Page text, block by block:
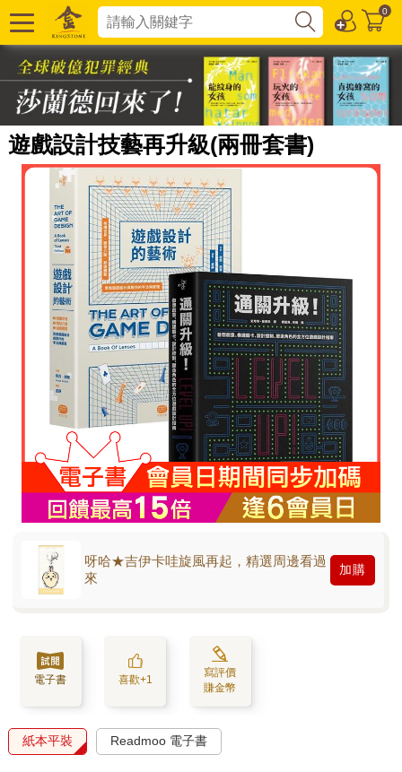
0
遊戲設計技藝再升級(兩冊套書)
呀哈★吉伊卡哇旋風再起，精選周邊看過
來
加購
電子書 喜歡+1
寫評價
賺金幣
紙本平裝 Readmoo 電子書